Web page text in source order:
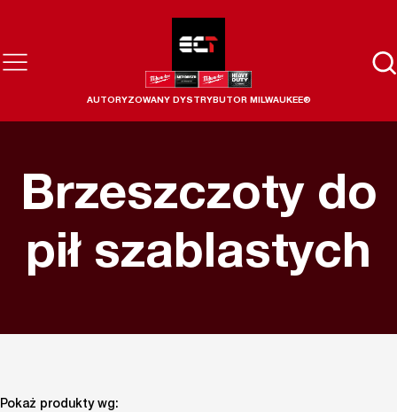
AUTORYZOWANY DYSTRYBUTOR MILWAUKEE®
Brzeszczoty do
pił szablastych
Pokaż produkty wg: